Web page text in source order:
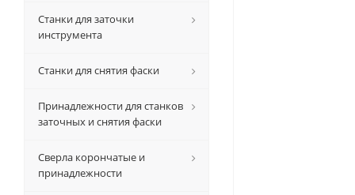
Станки для заточки
инструмента
Станки для снятия фаски
Принадлежности для станков
заточных и снятия фаски
Сверла корончатые и
принадлежности